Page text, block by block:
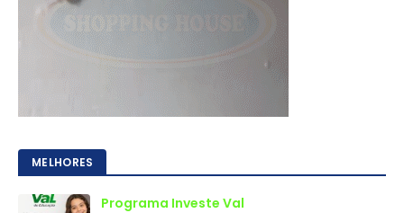
MELHORES
Programa Investe Val